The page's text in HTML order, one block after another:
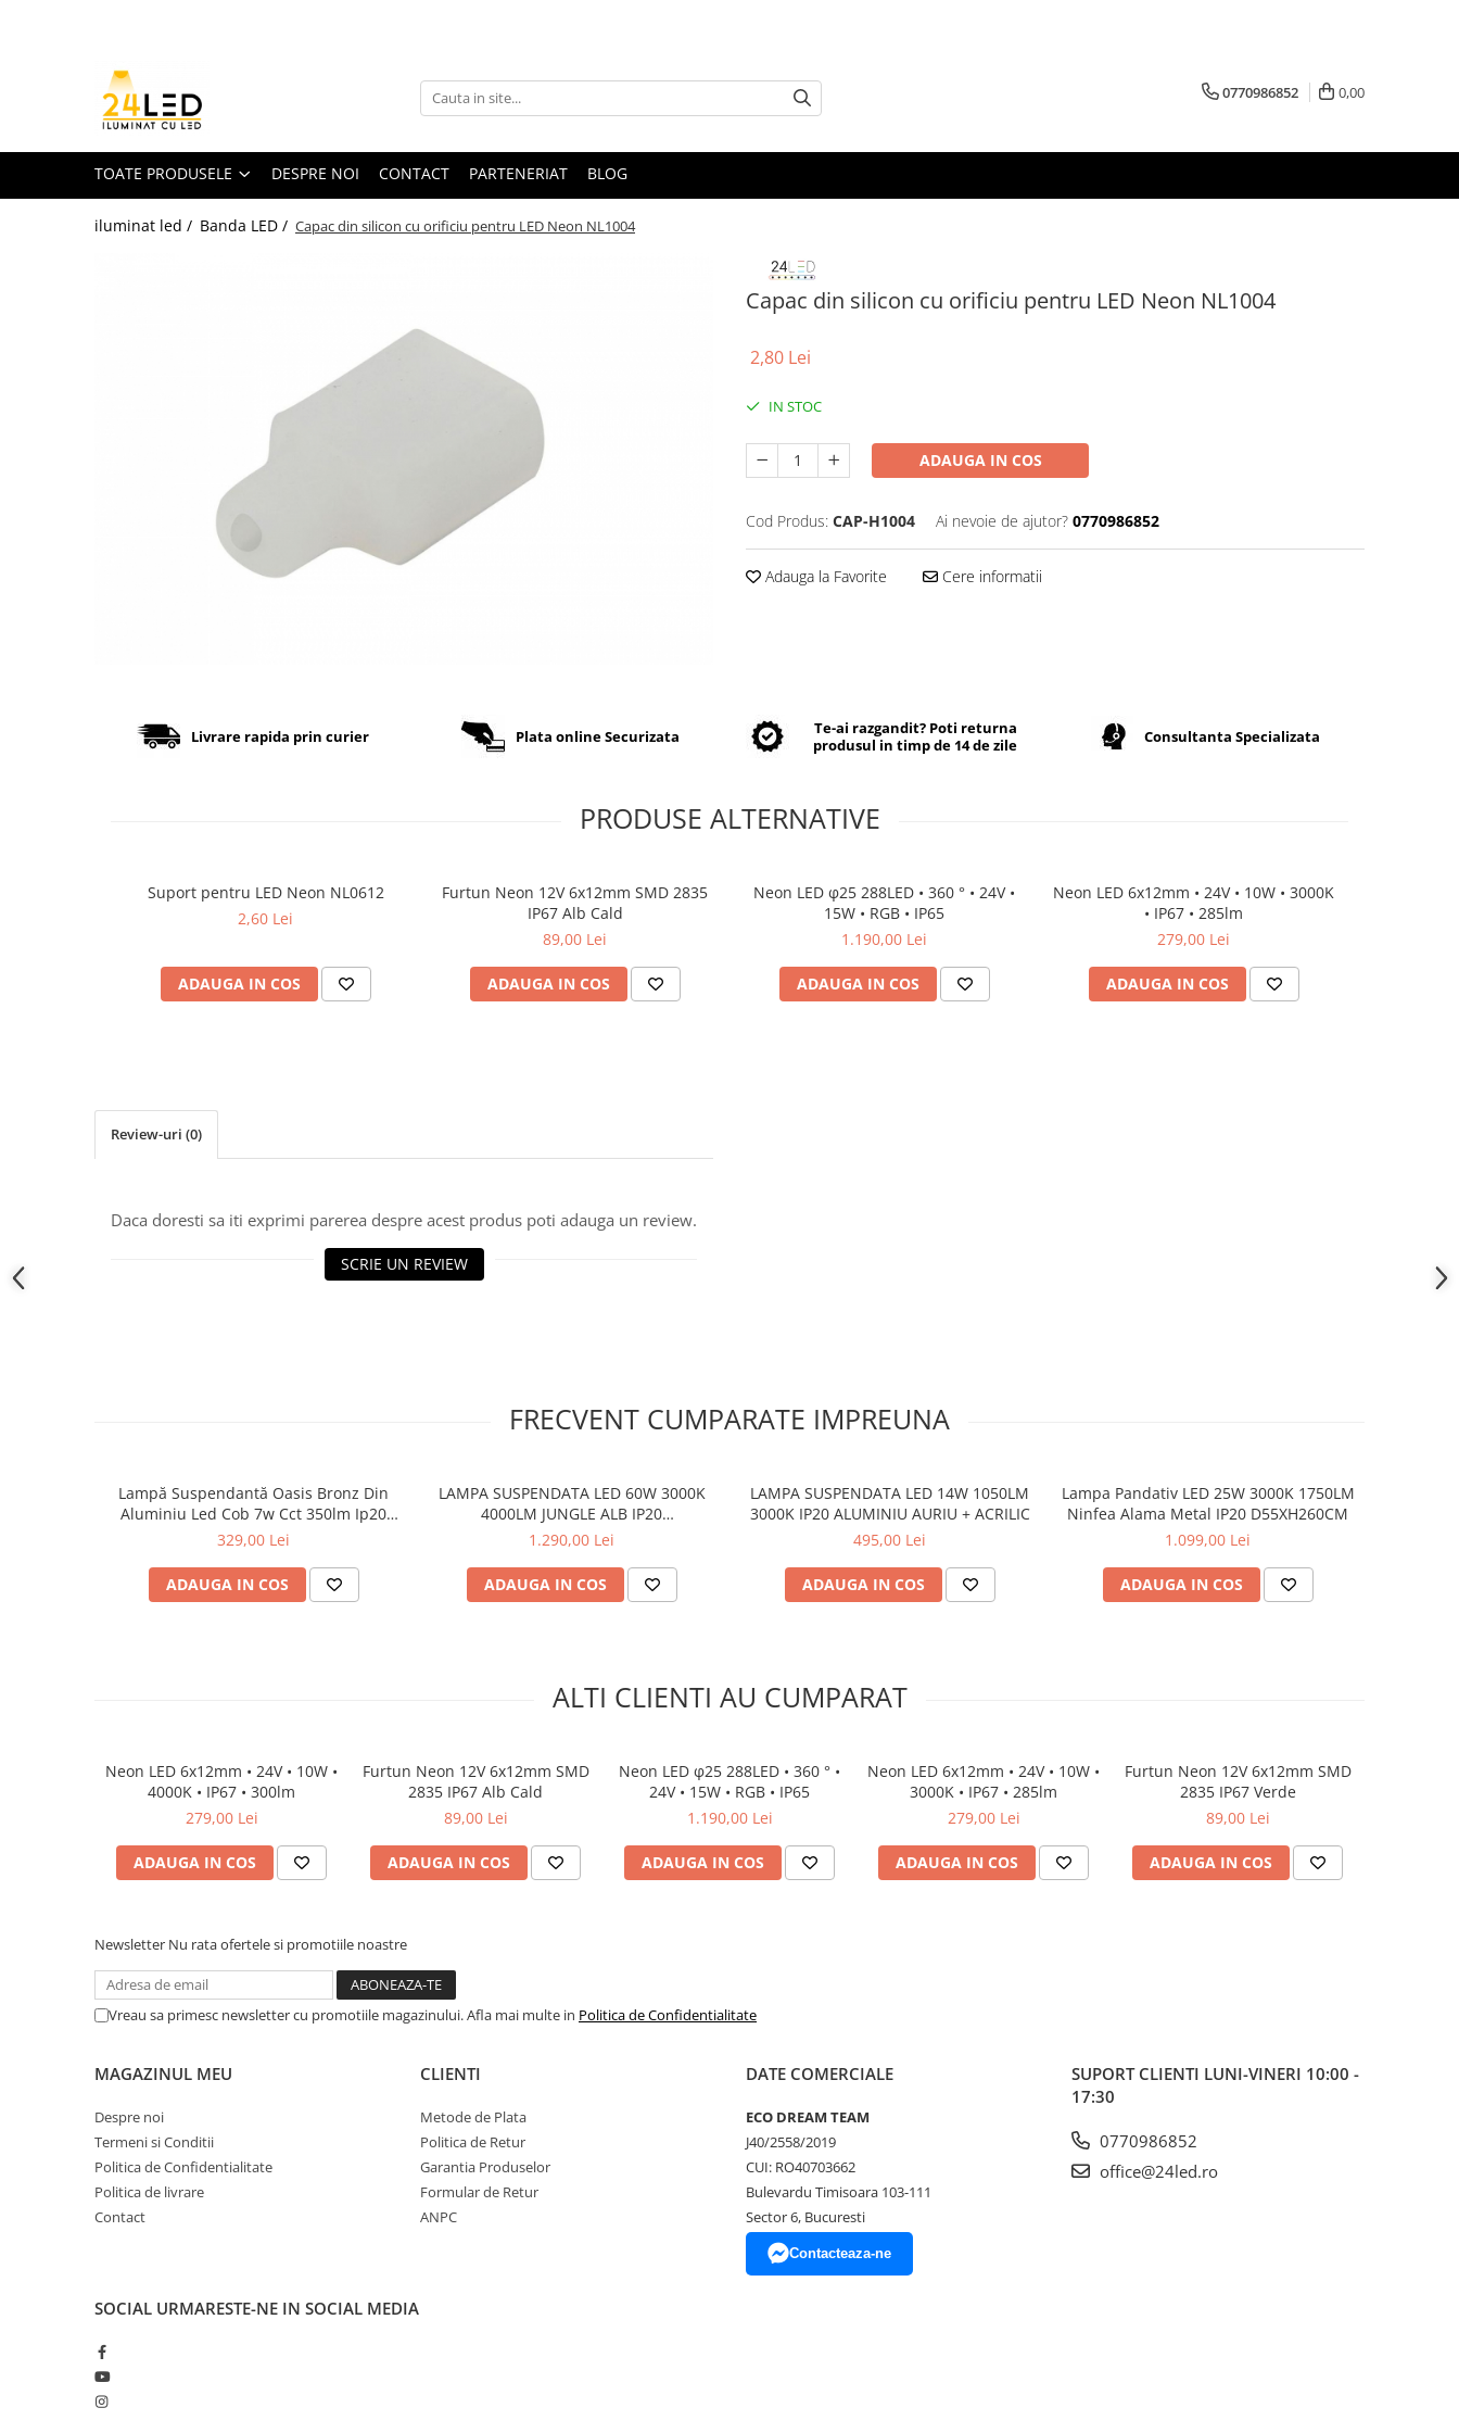
Toate Produsele
Banda Led COB
Banda LED 12V
Banda LED RGB
Comutatoare / Detectoare PIR
Controler Banda LED
Sina Magnetica Slim 5mm 24V
Accesorii profile led
Profil LED SHADOW
Sursa Banda Led
Lumini LED cu fibra optica
Sursa fibra optica
0770986852 0,00
TOATE PRODUSELE DESPRE NOI CONTACT PARTENERIAT BLOG
iluminat led / Banda LED / Capac din silicon cu orificiu pentru LED Neon NL1004
Capac din silicon cu orificiu pentru LED Neon NL1004
2,80 Lei
IN STOC
ADAUGA IN COS
Cod Produs: CAP-H1004 Ai nevoie de ajutor? 0770986852
Adauga la Favorite Cere informatii
Livrare rapida prin curier Plata online Securizata
Te-ai razgandit? Poti returna
produsul in timp de 14 de zile
Consultanta Specializata
PRODUSE ALTERNATIVE
Suport pentru LED Neon NL0612
2,60 Lei
ADAUGA IN COS
Furtun Neon 12V 6x12mm SMD 2835
IP67 Alb Cald
89,00 Lei
ADAUGA IN COS
Neon LED φ25 288LED • 360 ° • 24V •
15W • RGB • IP65
1.190,00 Lei
ADAUGA IN COS
Neon LED 6x12mm • 24V • 10W • 3000K
• IP67 • 285lm
279,00 Lei
ADAUGA IN COS
Review-uri (0)
Daca doresti sa iti exprimi parerea despre acest produs poti adauga un review.
SCRIE UN REVIEW
FRECVENT CUMPARATE IMPREUNA
Lampă Suspendantă Oasis Bronz Din
Aluminiu Led Cob 7w Cct 350lm Ip20
50x50x1500mm
329,00 Lei
ADAUGA IN COS
LAMPA SUSPENDATA LED 60W 3000K
4000LM JUNGLE ALB IP20
L240,L170,L100CM
1.290,00 Lei
ADAUGA IN COS
LAMPA SUSPENDATA LED 14W 1050LM
3000K IP20 ALUMINIU AURIU + ACRILIC
495,00 Lei
ADAUGA IN COS
Lampa Pandativ LED 25W 3000K 1750LM
Ninfea Alama Metal IP20 D55XH260CM
1.099,00 Lei
ADAUGA IN COS
ALTI CLIENTI AU CUMPARAT
Neon LED 6x12mm • 24V • 10W •
4000K • IP67 • 300lm
279,00 Lei
ADAUGA IN COS
Furtun Neon 12V 6x12mm SMD
2835 IP67 Alb Cald
89,00 Lei
ADAUGA IN COS
Neon LED φ25 288LED • 360 ° •
24V • 15W • RGB • IP65
1.190,00 Lei
ADAUGA IN COS
Neon LED 6x12mm • 24V • 10W •
3000K • IP67 • 285lm
279,00 Lei
ADAUGA IN COS
Furtun Neon 12V 6x12mm SMD
2835 IP67 Verde
89,00 Lei
ADAUGA IN COS
Newsletter Nu rata ofertele si promotiile noastre
Vreau sa primesc newsletter cu promotiile magazinului. Afla mai multe in Politica de Confidentialitate
MAGAZINUL MEU
Despre noi
Termeni si Conditii
Politica de Confidentialitate
Politica de livrare
Contact
CLIENTI
Metode de Plata
Politica de Retur
Garantia Produselor
Formular de Retur
ANPC
DATE COMERCIALE
ECO DREAM TEAM
J40/2558/2019
CUI: RO40703662
Bulevardu Timisoara 103-111
Sector 6, Bucuresti
Contacteaza-ne
SUPORT CLIENTI LUNI-VINERI 10:00 -
17:30
0770986852
office@24led.ro
SOCIAL URMARESTE-NE IN SOCIAL MEDIA